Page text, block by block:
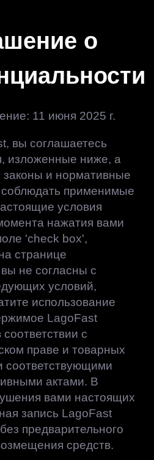
о
11 июня 2025 г.
вы соглашаетесь
изложенные ниже, а
и нормативные
соблюдать применимые
условия
нажатия вами
'check box',
странице
не согласны с
условий,
использование
LagoFast
с
праве и товарных
соответствующими
актами. В
вами настоящих
запись LagoFast
предварительного
средств.